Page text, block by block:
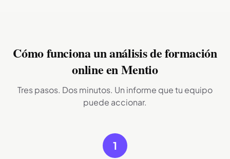
Cómo funciona un análisis de formación
online en Mentio
Tres pasos. Dos minutos. Un informe que tu equipo
puede accionar.
1